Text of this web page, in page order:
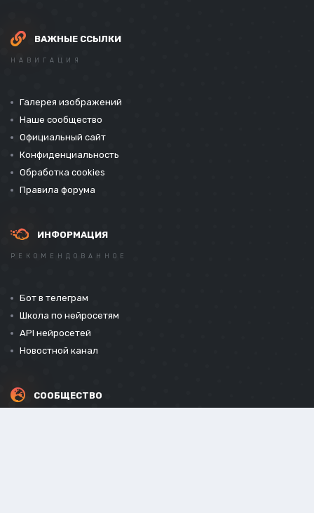
ВАЖНЫЕ ССЫЛКИ
НАВИГАЦИЯ
Галерея изображений
Наше сообщество
Официальный сайт
Конфиденциальность
Обработка cookies
Правила форума
ИНФОРМАЦИЯ
РЕКОМЕНДОВАННОЕ
Бот в телеграм
Школа по нейросетям
API нейросетей
Новостной канал
СООБЩЕСТВО